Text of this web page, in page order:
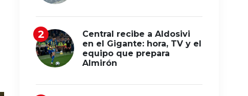
Central recibe a Aldosivi
en el Gigante: hora, TV y el
equipo que prepara
Almirón